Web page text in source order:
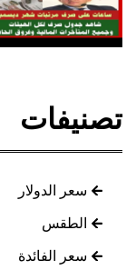
تصنيفات
سعر الدولار
الطقس
سعر الفائدة